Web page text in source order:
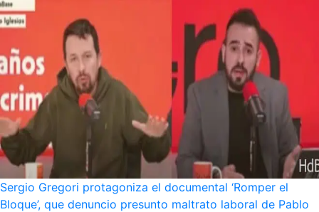
Sergio Gregori protagoniza el documental ‘Romper el
Bloque’, que denuncio presunto maltrato laboral de Pablo